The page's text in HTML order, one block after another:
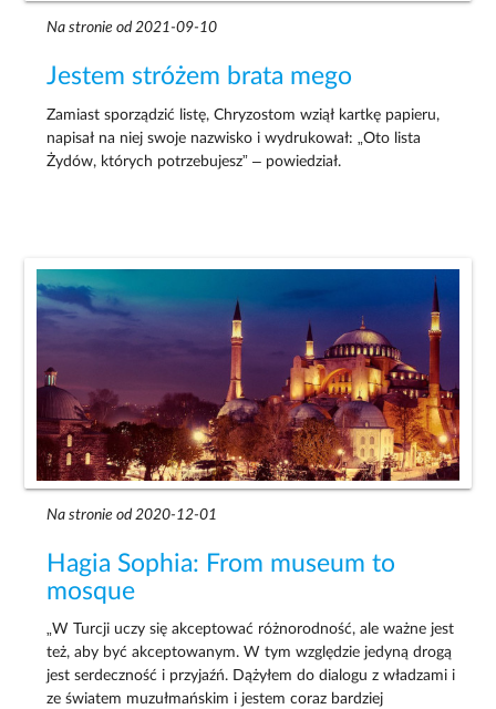
Na stronie od 2021-09-10
Jestem stróżem brata mego
Zamiast sporządzić listę, Chryzostom wziął kartkę papieru,
napisał na niej swoje nazwisko i wydrukował: „Oto lista
Żydów, których potrzebujesz” – powiedział.
Na stronie od 2020-12-01
Hagia Sophia: From museum to
mosque
„W Turcji uczy się akceptować różnorodność, ale ważne jest
też, aby być akceptowanym. W tym względzie jedyną drogą
jest serdeczność i przyjaźń. Dążyłem do dialogu z władzami i
ze światem muzułmańskim i jestem coraz bardziej